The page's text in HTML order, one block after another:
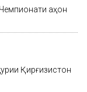
ҷаҳон
Қирғизистон